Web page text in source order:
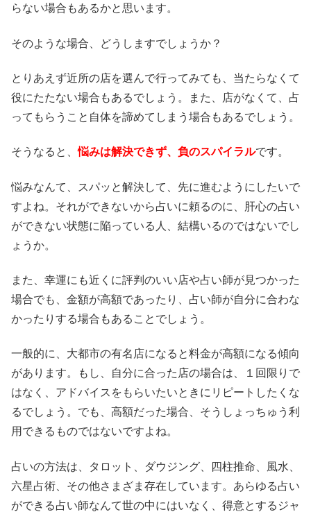
らない場合もあるかと思います。
そのような場合、どうしますでしょうか？
とりあえず近所の店を選んで行ってみても、当たらなくて
役にたたない場合もあるでしょう。また、店がなくて、占
ってもらうこと自体を諦めてしまう場合もあるでしょう。
そうなると、悩みは解決できず、負のスパイラルです。
悩みなんて、スパッと解決して、先に進むようにしたいで
すよね。それができないから占いに頼るのに、肝心の占い
ができない状態に陥っている人、結構いるのではないでし
ょうか。
また、幸運にも近くに評判のいい店や占い師が見つかった
場合でも、金額が高額であったり、占い師が自分に合わな
かったりする場合もあることでしょう。
一般的に、大都市の有名店になると料金が高額になる傾向
があります。もし、自分に合った店の場合は、１回限りで
はなく、アドバイスをもらいたいときにリピートしたくな
るでしょう。でも、高額だった場合、そうしょっちゅう利
用できるものではないですよね。
占いの方法は、タロット、ダウジング、四柱推命、風水、
六星占術、その他さまざま存在しています。あらゆる占い
ができる占い師なんて世の中にはいなく、得意とするジャ